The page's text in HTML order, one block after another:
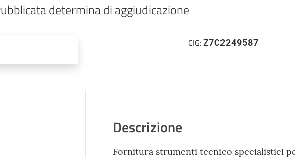
determina di aggiudicazione
CIG:Z7C2249587
Descrizione
Fornitura strumenti tecnico specialistici